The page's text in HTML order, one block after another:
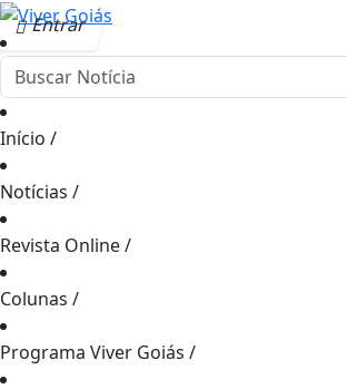
Entrar
Início /
Notícias /
Revista Online/
Colunas /
Programa Viver Goiás /